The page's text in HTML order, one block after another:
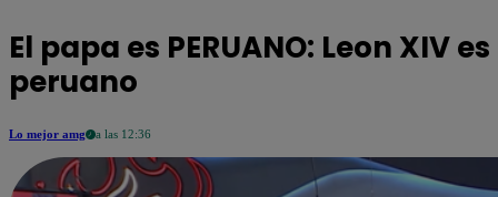
El papa es PERUANO: Leon XIV
peruano
Lo mejor amg a las 12:36